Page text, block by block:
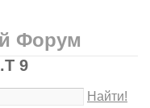
Форум
9
Найти!